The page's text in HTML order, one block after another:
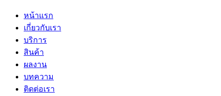
หน้าแรก
เกี่ยวกับเรา
บริการ
สินค้า
ผลงาน
บทความ
ติดต่อเรา